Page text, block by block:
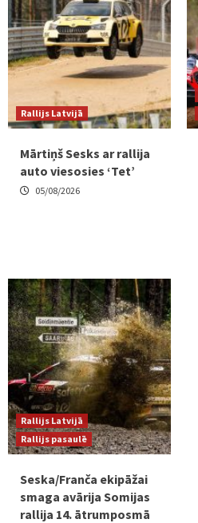
Rallijs Latvijā
Mārtiņš Sesks ar rallija
auto viesosies ‘Tet’
05/08/2026
Rallijs Latvijā
Rallijs pasaulē
Seska/Franča ekipāžai
smaga avārija Somijas
rallija 14. ātrumposmā